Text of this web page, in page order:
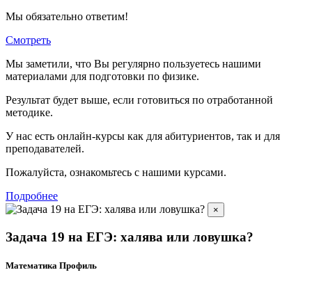
Мы обязательно ответим!
Смотреть
Мы заметили, что Вы регулярно пользуетесь нашими
материалами для подготовки по физике.
Результат будет выше, если готовиться по отработанной
методике.
У нас есть онлайн-курсы как для абитуриентов, так и для
преподавателей.
Пожалуйста, ознакомьтесь с нашими курсами.
Подробнее
×
Задача 19 на ЕГЭ: халява или ловушка?
Математика Профиль